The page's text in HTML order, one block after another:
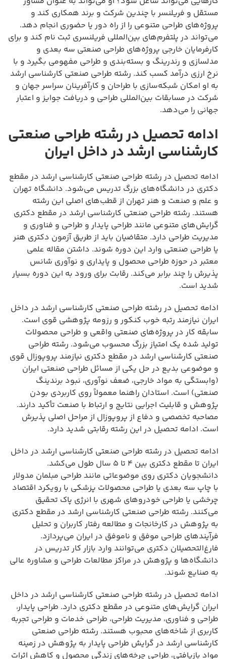
مستقل و فریلنسر با چندین شرکت و برند همکاری کند و
پروژه‌های طراحی متنوعی را از راه دور یا حضوری انجام دهد.
می‌تواند در پلتفرم‌های بین‌المللی فریلنسری ثبت نام کند و برای
کارفرمایان خارجی پروژه‌های طراحی صنعتی سه بعدی و
مدلسازی و رندرینگ و بسته‌بندی و طراحی مفهومی بگیرد و با
نرخ ارزی درآمد کسب کند. رشته طراحی صنعتی کارشناسی ارشد
به او امکان شبکه‌سازی با طراحان و کارآفرینان سراسر جهان و
شرکت در مسابقات بین‌المللی طراحی و دریافت جوایز و اعتبار
جهانی را می‌دهد.
ادامه تحصیل در رشته طراحی صنعتی
کارشناسی ارشد در داخل ایران
ادامه تحصیل در رشته طراحی صنعتی کارشناسی ارشد در مقطع
دکتری در دانشگاه‌های بزرگ تدریس می‌شود. دانشگاه تهران
و علم و صنعت و هنر تهران از قطب‌های اصلی این رشته
هستند. رشته طراحی صنعتی کارشناسی ارشد در مقطع دکتری
گرایش‌های متنوعی مانند طراحی پایدار و طراحی و فناوری و
مدیریت طراحی دارد. متقاضیان باید از طریق آزمون دکتری هنر
یا طراحی صنعتی وارد این دوره شوند. داشتن مقاله علمی
معتبر در حوزه طراحی محصول و پایداری و نوآوری شانس
پذیرش را چند برابر می‌کند. رقابت برای ورود به این دوره بسیار
شدید است.
ادامه تحصیل در رشته طراحی صنعتی کارشناسی ارشد در داخل
ایران نیازمند رتبه خوب کنکور و رزومه پژوهشی قوی است.
سابقه کار در پروژه‌های صنعتی واقعی و طراحی محصولات
تولید شده یک امتیاز بزرگ محسوب می‌شود. رشته طراحی
صنعتی کارشناسی ارشد در مقطع دکتری نیازمند پروپوزال قوی
و موضوعی بدیع در حل یکی از مسائل طراحی صنعتی ایران
(وابستگی به مواد خارجی، ضعف نوآوری، نبود برندینگ
صنعتی) است. استادان راهنما معمولاً روی کاربردی بودن
پژوهش و قابلیت اجرایی نتایج و ارتباط با صنعت تأکید دارند.
مصاحبه تخصصی و دفاع از پروپوزال از مراحل اصلی پذیرش
است. ادامه تحصیل در این رشته رقابتی شدید دارد.
ادامه تحصیل در رشته طراحی صنعتی کارشناسی ارشد در داخل
ایران تا مقطع دکتری بین ۴ تا ۵ سال طول می‌کشد.
دانشجویان دکتری روی موضوعاتی مانند طراحی مبلمان مدولار
با چاپ سه بعدی یا طراحی محصولات پزشکی با رویکرد اقتصاد
چرخشی یا طراحی خودروهای شهری با انرژی پاک تحقیق
می‌کنند. رشته طراحی صنعتی کارشناسی ارشد در مقطع دکتری
به پژوهش در کارخانجات و مطالعه رفتار کاربران و تحلیل
فرآیندهای طراحی موفق و ناموفق در ایران می‌پردازد.
فارغ‌التحصیلان دکتری می‌توانند وارد بازار کار تدریس در
دانشگاه‌ها و پژوهش در مراکز مطالعات طراحی و مشاوره عالی
به صنایع شوند.
ادامه تحصیل در رشته طراحی صنعتی کارشناسی ارشد در داخل
ایران گرایش‌های متنوعی در مقطع دکتری دارد. طراحی پایدار،
طراحی و فناوری، مدیریت طراحی، طراحی خدمات و طراحی تجربه
کاربری از شاخه‌های محبوب هستند. رشته طراحی صنعتی
کارشناسی ارشد در گرایش طراحی پایدار به پژوهش در زمینه
مواد بازیافتی، طراحی چرخه‌های زندگی محصول و کاهش اثرات